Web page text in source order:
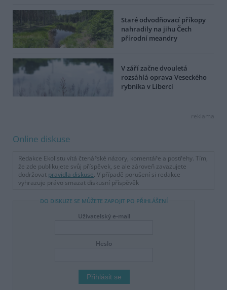
Staré odvodňovací příkopy
nahradily na jihu Čech
přírodní meandry
V září začne dvouletá
rozsáhlá oprava Veseckého
rybníka v Liberci
reklama
Online diskuse
Redakce Ekolistu vítá čtenářské názory, komentáře a postřehy. Tím,
že zde publikujete svůj příspěvek, se ale zároveň zavazujete
dodržovat pravidla diskuse. V případě porušení si redakce
vyhrazuje právo smazat diskusní příspěvěk
DO DISKUZE SE MŮŽETE ZAPOJIT PO PŘIHLÁŠENÍ
Uživatelský e-mail
Heslo